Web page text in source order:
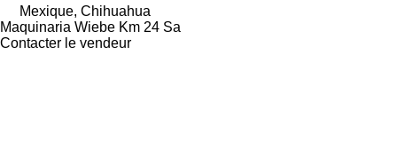
Mexique, Chihuahua
Maquinaria Wiebe Km 24 Sa
Contacter le vendeur